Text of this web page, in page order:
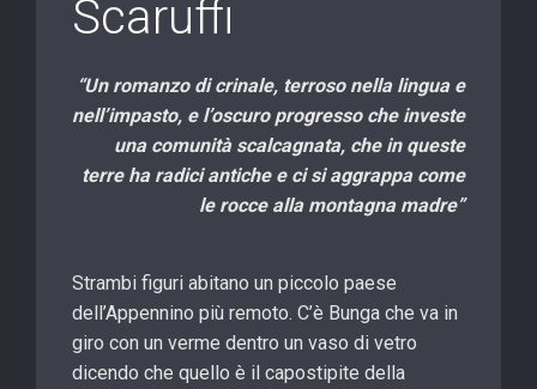
Scaruffi
“Un romanzo di crinale, terroso nella lingua e
nell’impasto, e l’oscuro progresso che investe
una comunità scalcagnata, che in queste
terre ha radici antiche e ci si aggrappa come
le rocce alla montagna madre”
Strambi figuri abitano un piccolo paese
dell’Appennino più remoto. C’è Bunga che va in
giro con un verme dentro un vaso di vetro
dicendo che quello è il capostipite della